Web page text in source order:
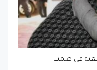
في صمت